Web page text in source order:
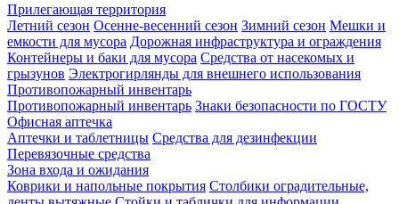
Прилегающая территория
Летний сезон Осенне-весенний сезон Зимний сезон Мешки и
емкости для мусора Дорожная инфраструктура и ограждения
Контейнеры и баки для мусора Средства от насекомых и
грызунов Электрогирлянды для внешнего использования
Противопожарный инвентарь
Противопожарный инвентарь Знаки безопасности по ГОСТУ
Офисная аптечка
Аптечки и таблетницы Средства для дезинфекции
Перевязочные средства
Зона входа и ожидания
Коврики и напольные покрытия Столбики оградительные,